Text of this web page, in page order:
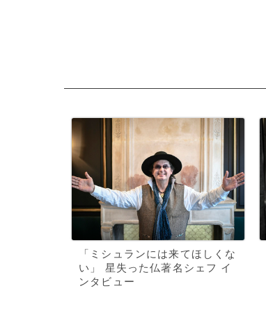
「ミシュランには来てほしくな
い」 星失った仏著名シェフ イ
ンタビュー